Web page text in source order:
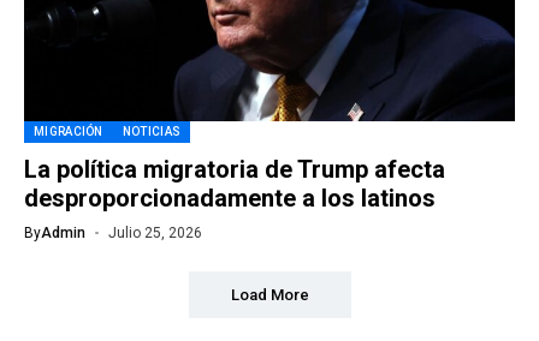
MIGRACIÓN NOTICIAS
La política migratoria de Trump afecta
desproporcionadamente a los latinos
ByAdmin Julio 25, 2026
Load More